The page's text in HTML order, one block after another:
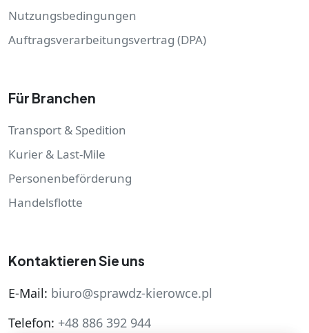
Nutzungsbedingungen
Auftragsverarbeitungsvertrag (DPA)
Für Branchen
Transport & Spedition
Kurier & Last-Mile
Personenbeförderung
Handelsflotte
Kontaktieren Sie uns
E-Mail: biuro@sprawdz-kierowce.pl
Telefon: +48 886 392 944